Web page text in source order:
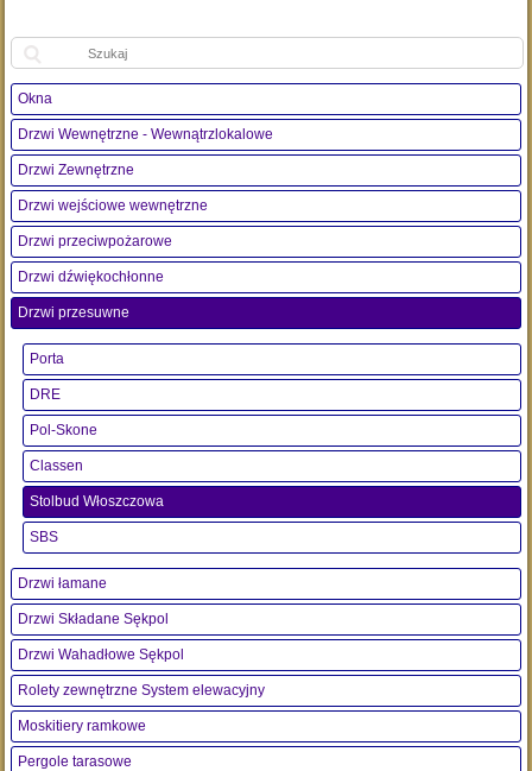
Okna
Drzwi Wewnętrzne - Wewnątrzlokalowe
Drzwi Zewnętrzne
Drzwi wejściowe wewnętrzne
Drzwi przeciwpożarowe
Drzwi dźwiękochłonne
Drzwi przesuwne
Porta
DRE
Pol-Skone
Classen
Stolbud Włoszczowa
SBS
Drzwi łamane
Drzwi Składane Sękpol
Drzwi Wahadłowe Sękpol
Rolety zewnętrzne System elewacyjny
Moskitiery ramkowe
Pergole tarasowe